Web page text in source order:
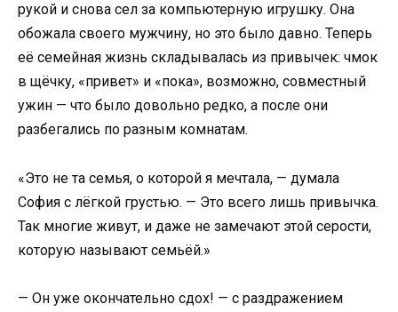
рукой и снова сел за компьютерную игрушку. Она
обожала своего мужчину, но это было давно. Теперь
её семейная жизнь складывалась из привычек: чмок
в щёчку, «привет» и «пока», возможно, совместный
ужин — что было довольно редко, а после они
разбегались по разным комнатам.
«Это не та семья, о которой я мечтала, — думала
София с лёгкой грустью. — Это всего лишь привычка.
Так многие живут, и даже не замечают этой серости,
которую называют семьёй.»
— Он уже окончательно сдох! — с раздражением